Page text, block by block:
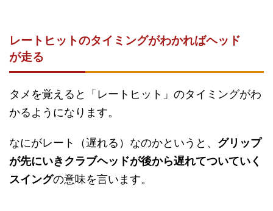
レートヒットのタイミングがわかればヘッド
が走る
タメを覚えると「レートヒット」のタイミングがわ
かるようになります。
なにがレート（遅れる）なのかというと、 グリップ
が先にいきクラブヘッドが後から遅れてついていく
スイングの意味を言います。